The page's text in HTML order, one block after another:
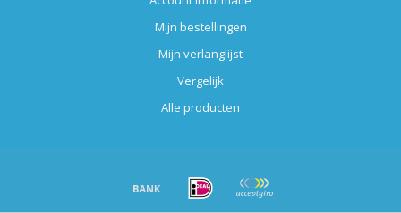
Mijn bestellingen
Mijn verlanglijst
Vergelijk
Alle producten